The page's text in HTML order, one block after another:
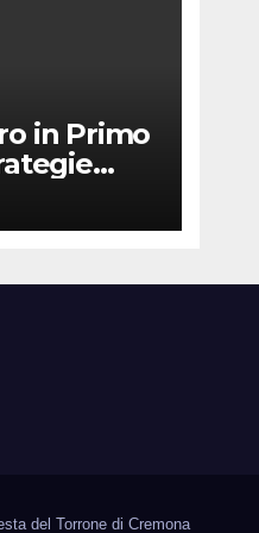
in Primo
nei
del Torrone di Cremona